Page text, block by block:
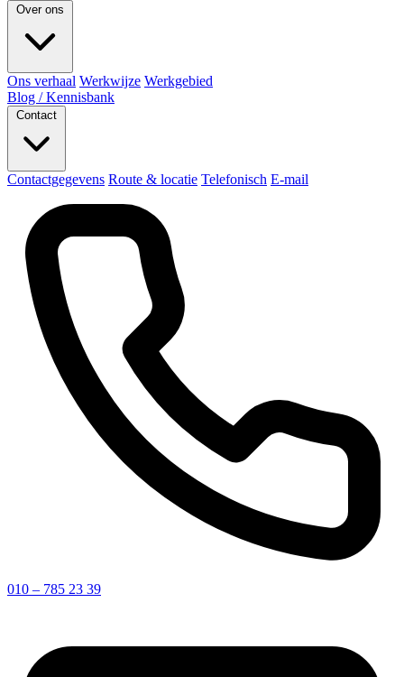
Ons verhaal Werkwijze Werkgebied
Blog / Kennisbank
Contactgegevens Route & locatie Telefonisch E-mail
010 – 785 23 39